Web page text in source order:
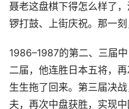
聂老这盘棋下得怎么样了
锣打鼓、上街庆祝。那一刻
1986–1987的第二、三届
二届，他连胜日本五将，
生生拖了回来。第三届决
夫，再次中盘获胜，实现中